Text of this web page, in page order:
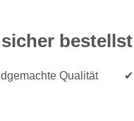
bestellst
Qualität
✔